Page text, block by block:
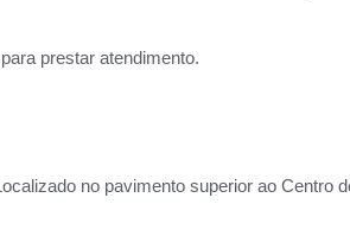
prestar atendimento.
no pavimento superior ao Centro